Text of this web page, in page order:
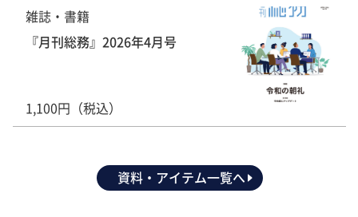
雑誌・書籍
『月刊総務』2026年4月号
1,100円（税込）
資料・アイテム一覧へ